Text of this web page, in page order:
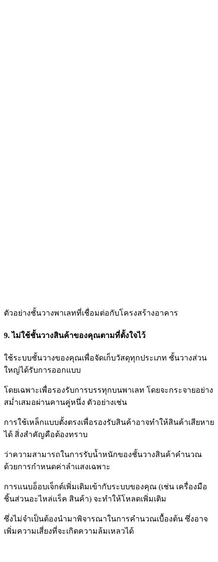
ตัวอย่างชั้นวางพาเลทที่เชื่อมต่อกับโครงสร้างอาคาร
9. ไม่ใช้ชั้นวางสินค้าของคุณตามที่ตั้งใจไว้
ใช้ระบบชั้นวางของคุณเพื่อจัดเก็บวัสดุทุกประเภท ชั้นวางส่วน
ใหญ่ได้รับการออกแบบ
โดยเฉพาะเพื่อรองรับการบรรทุกบนพาเลท โดยจะกระจายอย่าง
สม่ำเสมอผ่านคานคู่หนึ่ง ตัวอย่างเช่น
การใช้เหล็กแบบตั้งตรงเพื่อรองรับสินค้าอาจทำให้สินค้าเสียหาย
ได้ สิ่งสำคัญคือต้องทราบ
ว่าความสามารถในการรับน้ำหนักของชั้นวางสินค้าคำนวณ
ด้วยการกำหนดค่าลำแสงเฉพาะ
การแนบอ็อบเจ็กต์เพิ่มเติมเข้ากับระบบของคุณ (เช่น เครื่องมือ
ชิ้นส่วนอะไหล่แร็ค สินค้า) จะทำให้โหลดเพิ่มเติม
ซึ่งไม่จำเป็นต้องนำมาพิจารณาในการคำนวณเบื้องต้น ซึ่งอาจ
เพิ่มความเสี่ยงที่จะเกิดความล้มเหลวได้